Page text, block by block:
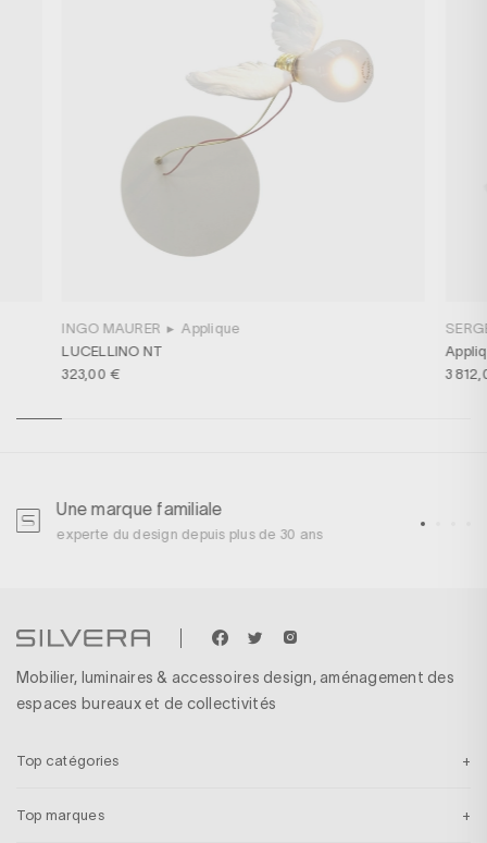
INGO MAURER ▸ Applique
LUCELLINO NT
323,00 €
3
Une marque familiale
experte du design depuis plus de 30 ans
Mobilier, luminaires & accessoires design, aménagement des
espaces bureaux et de collectivités
Top catégories
Top marques